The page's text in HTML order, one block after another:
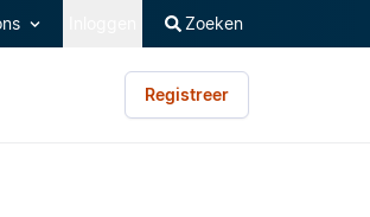
Zoeken
Registreer